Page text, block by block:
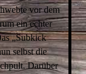
vor dem
ein echter
„Subkick
selbst die
Darüber